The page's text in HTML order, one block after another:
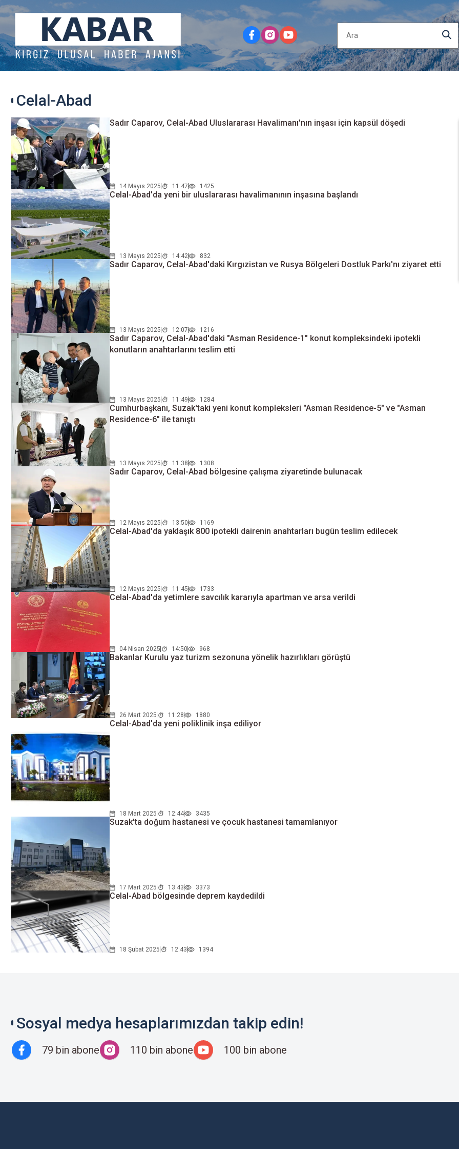
Celal-Abad
Sadır Caparov, Celal-Abad Uluslararası Havalimanı'nın inşası için kapsül döşedi
14 Mayıs 2025 11:47 1425
Celal-Abad'da yeni bir uluslararası havalimanının inşasına başlandı
13 Mayıs 2025 14:42 832
Sadır Caparov, Celal-Abad'daki Kırgızistan ve Rusya Bölgeleri Dostluk Parkı'nı ziyaret etti
13 Mayıs 2025 12:07 1216
Sadır Caparov, Celal-Abad'daki "Asman Residence-1" konut kompleksindeki ipotekli
konutların anahtarlarını teslim etti
13 Mayıs 2025 11:49 1284
Cumhurbaşkanı, Suzak'taki yeni konut kompleksleri "Asman Residence-5" ve "Asman
Residence-6" ile tanıştı
13 Mayıs 2025 11:38 1308
Sadır Caparov, Celal-Abad bölgesine çalışma ziyaretinde bulunacak
12 Mayıs 2025 13:50 1169
Celal-Abad'da yaklaşık 800 ipotekli dairenin anahtarları bugün teslim edilecek
12 Mayıs 2025 11:45 1733
Celal-Abad'da yetimlere savcılık kararıyla apartman ve arsa verildi
04 Nisan 2025 14:50 968
Bakanlar Kurulu yaz turizm sezonuna yönelik hazırlıkları görüştü
26 Mart 2025 11:28 1880
Celal-Abad'da yeni poliklinik inşa ediliyor
18 Mart 2025 12:44 3435
Suzak'ta doğum hastanesi ve çocuk hastanesi tamamlanıyor
17 Mart 2025 13:43 3373
Celal-Abad bölgesinde deprem kaydedildi
18 Şubat 2025 12:43 1394
Sosyal medya hesaplarımızdan takip edin!
79 bin abone 110 bin abone 100 bin abone